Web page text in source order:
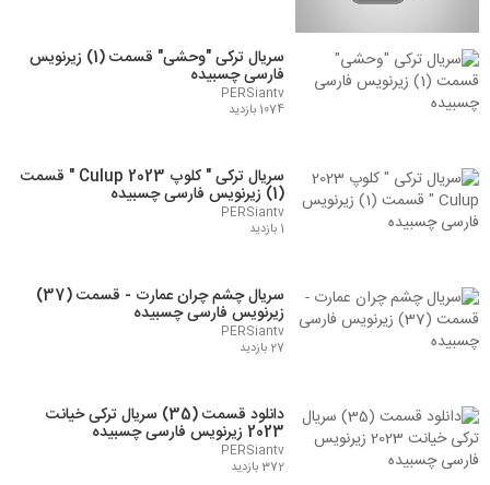
سریال ترکی "وحشی" قسمت (1) زیرنویس
فارسی چسبیده
PERSiantv
1074 بازدید
سریال ترکی " کلوپ 2023 Culup " قسمت
(1) زیرنویس فارسی چسبیده
PERSiantv
1 بازدید
سریال چشم چران عمارت - قسمت (37)
زیرنویس فارسی چسبیده
PERSiantv
27 بازدید
دانلود قسمت (35) سریال ترکی خیانت
2023 زیرنویس فارسی چسبیده
PERSiantv
372 بازدید